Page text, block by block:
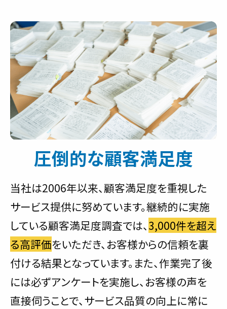
圧倒的な顧客満足度
当社は2006年以来、顧客満足度を重視した
サービス提供に努めています。継続的に実施
している顧客満足度調査では、3,000件を超え
る高評価をいただき、お客様からの信頼を裏
付ける結果となっています。また、作業完了後
には必ずアンケートを実施し、お客様の声を
直接伺うことで、サービス品質の向上に常に